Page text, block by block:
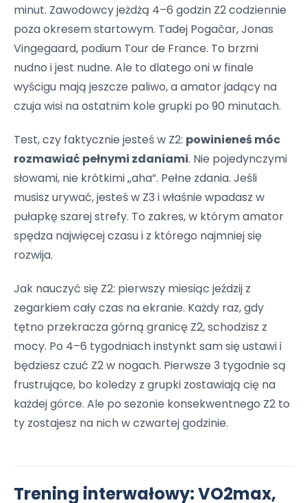
minut. Zawodowcy jeżdżą 4–6 godzin Z2 codziennie
poza okresem startowym. Tadej Pogačar, Jonas
Vingegaard, podium Tour de France. To brzmi
nudno i jest nudne. Ale to dlatego oni w finale
wyścigu mają jeszcze paliwo, a amator jadący na
czuja wisi na ostatnim kole grupki po 90 minutach.
Test, czy faktycznie jesteś w Z2: powinieneś móc
rozmawiać pełnymi zdaniami. Nie pojedynczymi
słowami, nie krótkimi „aha”. Pełne zdania. Jeśli
musisz urywać, jesteś w Z3 i właśnie wpadasz w
pułapkę szarej strefy. To zakres, w którym amator
spędza najwięcej czasu i z którego najmniej się
rozwija.
Jak nauczyć się Z2: pierwszy miesiąc jeździj z
zegarkiem cały czas na ekranie. Każdy raz, gdy
tętno przekracza górną granicę Z2, schodzisz z
mocy. Po 4–6 tygodniach instynkt sam się ustawi i
będziesz czuć Z2 w nogach. Pierwsze 3 tygodnie są
frustrujące, bo koledzy z grupki zostawiają cię na
każdej górce. Ale po sezonie konsekwentnego Z2 to
ty zostajesz na nich w czwartej godzinie.
Trening interwałowy: VO2max,